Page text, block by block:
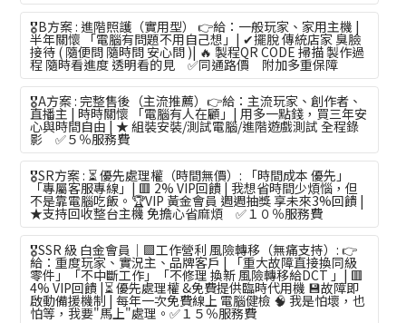
🎖️B方案 : 進階照護（實用型） 👉給：一般玩家、家用主機 |
半年關懷 「電腦有問題不用自己想」| ✔擺脫 傳統店家 臭臉
接待 ( 隨便問 隨時問 安心問 )| 🔥 製程QR CODE 掃描 製作過
程 隨時看進度 透明看的見 ✅同通路價 附加多重保障
🎖️A方案 : 完整售後（主流推薦）👉給：主流玩家、創作者、
直播主 | 時時關懷 「電腦有人在顧」| 用多一點錢，買三年安
心與時間自由 | ★ 組裝安裝/測試電腦/進階遊戲測試 全程錄
影 ✅５％服務費
🎖️SR方案 : ⏳ 優先處理權（時間無價）: 「時間成本 優先」
「專屬客服專線」| 🟥 2% VIP回饋 | 我想省時間少煩惱，但
不是靠電腦吃飯。🏆VIP 黃金會員 週週抽獎 享未來3%回饋 |
★支持回收整台主機 免擔心省麻煩 ✅１０％服務費
🎖️SSR 級 白金會員｜🟪工作營利 風險轉移（無痛支持）: 👉
給：重度玩家、實況主、品牌客戶 | 「重大故障直接換同級
零件」「不中斷工作」「不修理 換新 風險轉移給DCT 」| 🟥
4% VIP回饋 |⏳ 優先處理權 &免費提供臨時代用機 💾故障即
啟動備援機制 | 每年一次免費線上 電腦健檢 🧠 我是怕壞，也
怕等，我要"馬上"處理。✅１５％服務費